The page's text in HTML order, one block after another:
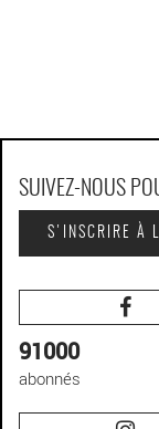
SUIVEZ-NOUS
S'INSCRIRE À
91000
abonnés